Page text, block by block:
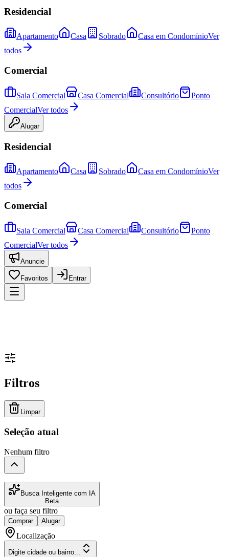
Residencial
Apartamento Casa Sobrado Casa em CondomínioVer
todos
Comercial
Sala Comercial Casa Comercial Consultório
Ponto
ComercialVer todos
Alugar
Residencial
Apartamento Casa Sobrado Casa em CondomínioVer
todos
Comercial
Sala Comercial Casa Comercial Consultório
Ponto
ComercialVer todos
Anuncie
Favoritos Entrar
Filtros
Limpar
Seleção atual
Nenhum filtro
Busca Inteligente com IA
Beta
ou faça seu filtro
Comprar Alugar
Localização
Digite cidade ou bairro...